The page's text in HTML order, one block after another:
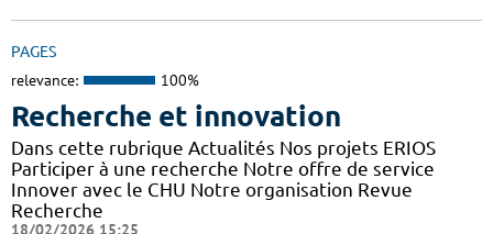
PAGES
relevance: 100%
Recherche et innovation
Dans cette rubrique Actualités Nos projets ERIOS
Participer à une recherche Notre offre de service
Innover avec le CHU Notre organisation Revue
Recherche
18/02/2026 15:25